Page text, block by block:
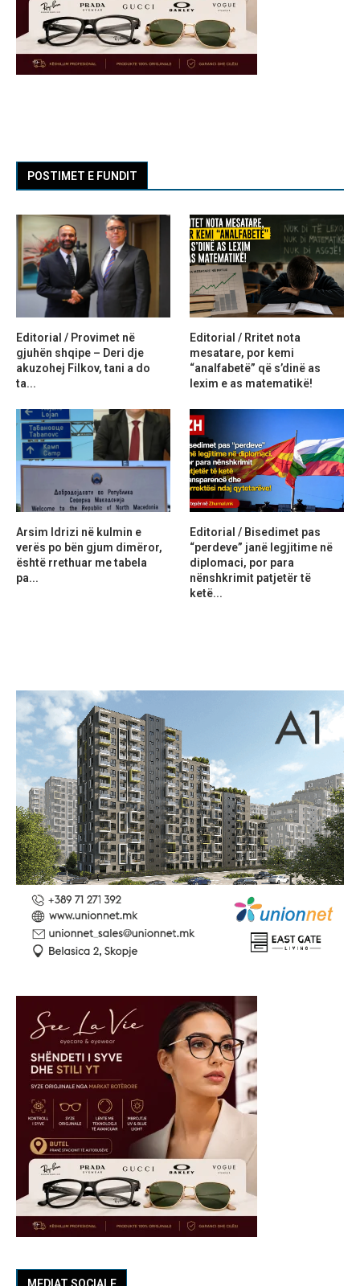
MEDIAT SOCIALE
POSTIMET E FUNDIT
Editorial / Provimet në
gjuhën shqipe – Deri dje
akuzohej Filkov, tani a do
ta...
Editorial / Rritet nota
mesatare, por kemi
“analfabetë” që s’dinë as
lexim e as matematikë!
Arsim Idrizi në kulmin e
verës po bën gjum dimëror,
është rrethuar me tabela
pa...
Editorial / Bisedimet pas
“perdeve” janë legjitime në
diplomaci, por para
nënshkrimit patjetër të
ketë...